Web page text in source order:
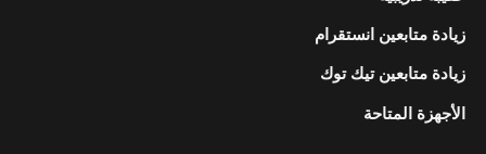
زيادة متابعين انستقرام
زيادة متابعين تيك توك
الأجهزة المتاحة